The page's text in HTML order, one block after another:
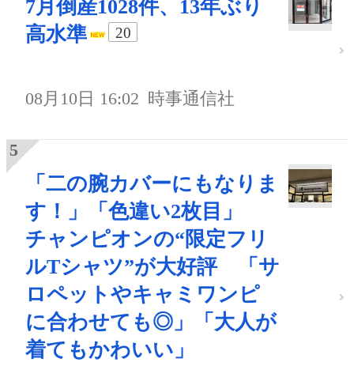
7月倒産1028件、13年ぶり
高水準
20
08月10日 16:02 時事通信社
「二の腕カバーにもなりま
す！」「色違い2枚目」
チャンピオンの“限定フリ
ルTシャツ”が大好評 「サ
ロペットやキャミワンピ
に合わせても◎」「大人が
着てもかわいい」